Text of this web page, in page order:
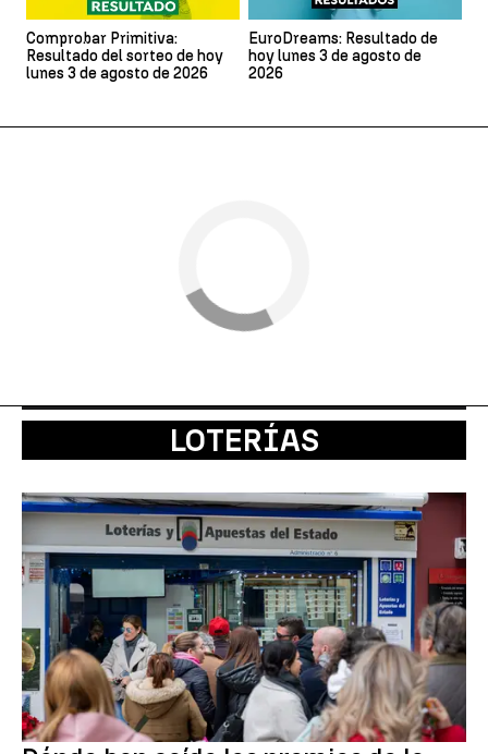
Comprobar Primitiva:
Resultado del sorteo de hoy
lunes 3 de agosto de 2026
EuroDreams: Resultado de
hoy lunes 3 de agosto de
2026
LOTERÍAS